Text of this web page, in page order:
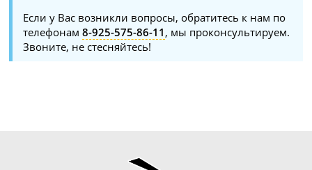
Если у Вас возникли вопросы, обратитесь к нам по
телефонам8-925-575-86-11 , мы проконсультируем.
Звоните, не стесняйтесь!